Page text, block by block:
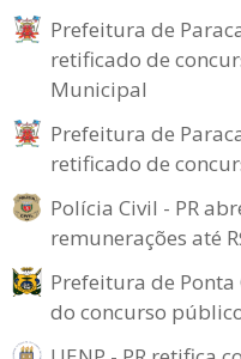
Prefeitura de
retificado de
Municipal
Prefeitura de
retificado de
Polícia Civil - PR
remunerações até
Prefeitura de Ponta
do concurso